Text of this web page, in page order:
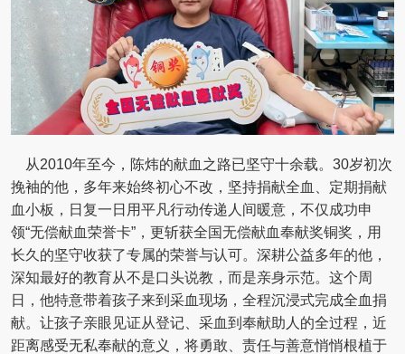
从2010年至今，陈炜的献血之路已坚守十余载。30岁初次
挽袖的他，多年来始终初心不改，坚持捐献全血、定期捐献
血小板，日复一日用平凡行动传递人间暖意，不仅成功申
领“无偿献血荣誉卡”，更斩获全国无偿献血奉献奖铜奖，用
长久的坚守收获了专属的荣誉与认可。深耕公益多年的他，
深知最好的教育从不是口头说教，而是亲身示范。这个周
日，他特意带着孩子来到采血现场，全程沉浸式完成全血捐
献。让孩子亲眼见证从登记、采血到奉献助人的全过程，近
距离感受无私奉献的意义，将勇敢、责任与善意悄悄根植于